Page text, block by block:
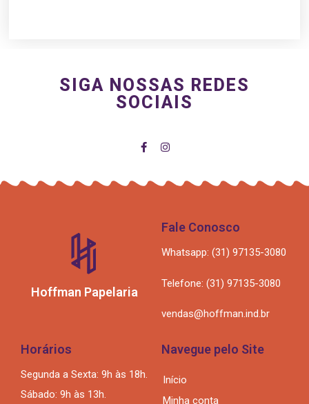
SIGA NOSSAS REDES
SOCIAIS
Hoffman Papelaria
Fale Conosco
Whatsapp: (31) 97135-3080
Telefone: (31) 97135-3080
vendas@hoffman.ind.br
Horários
Segunda a Sexta: 9h às 18h.
Sábado: 9h às 13h.
Navegue pelo Site
Início
Minha conta